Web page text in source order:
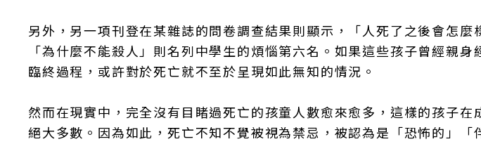
另外，另一項刊登在某雜誌的問卷調查結果則顯示，「人死了之後會怎麼
「為什麼不能殺人」則名列中學生的煩惱第六名。如果這些孩子曾經親
臨終過程，或許對於死亡就不至於呈現如此無知的情況。
然而在現實中，完全沒有目睹過死亡的孩童人數愈來愈多，這樣的孩子在
絕大多數。因為如此，死亡不知不覺被視為禁忌，被認為是「恐怖的」「